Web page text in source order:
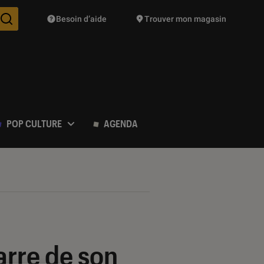
Des suggestions de produits vont vous être proposées
Besoin d’aide Trouver mon magasin
POP CULTURE AGENDA
de son